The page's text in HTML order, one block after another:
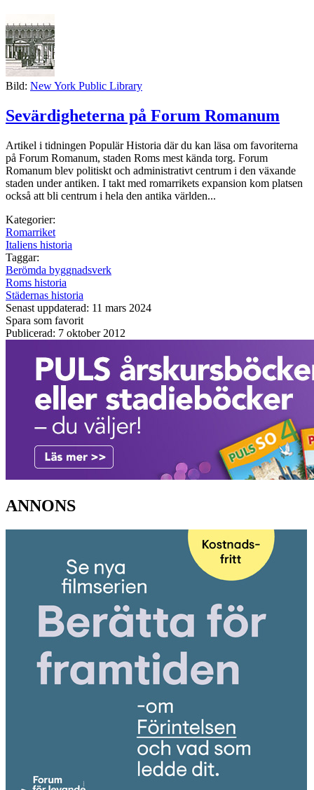
Bild: New York Public Library
Sevärdigheterna på Forum Romanum
Artikel i tidningen Populär Historia där du kan läsa om favoriterna
på Forum Romanum, staden Roms mest kända torg. Forum
Romanum blev politiskt och administrativt centrum i den växande
staden under antiken. I takt med romarrikets expansion kom platsen
också att bli centrum i hela den antika världen...
Kategorier:
Romarriket
Italiens historia
Taggar:
Berömda byggnadsverk
Roms historia
Städernas historia
Senast uppdaterad: 11 mars 2024
Spara som favorit
Publicerad: 7 oktober 2012
ANNONS